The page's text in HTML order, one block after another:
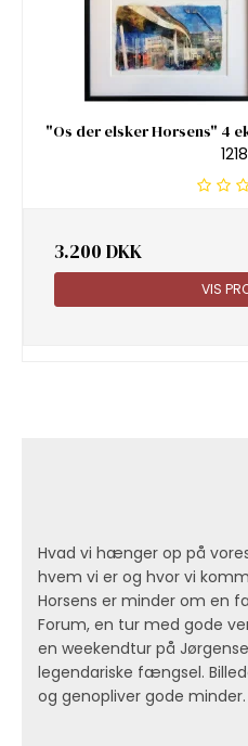
"Os der elsker Horsens" 4
3.200 DKK
VIS
Hvad vi hænger op på
hvem vi er og hvor vi
Horsens er minder om en
Forum, en tur med gode
en weekendtur på
legendariske fængsel.
og genopliver gode minder.